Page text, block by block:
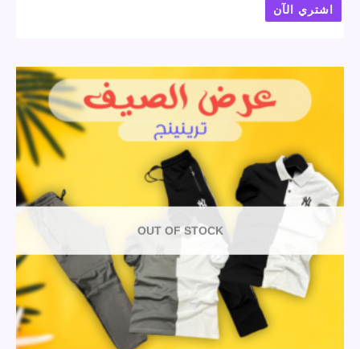
اشتري الآن
OUT OF STOCK